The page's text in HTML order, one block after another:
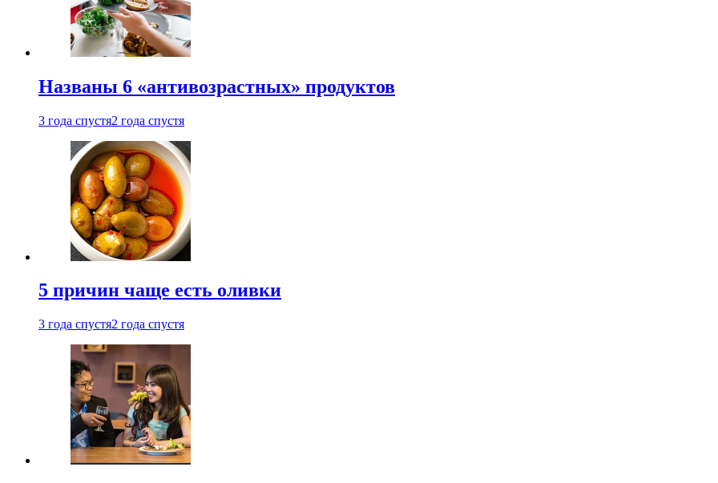
Названы 6 «антивозрастных» продуктов
3 года спустя2 года спустя
5 причин чаще есть оливки
3 года спустя2 года спустя